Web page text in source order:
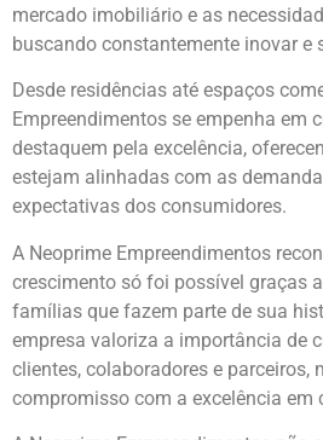
mercado imobiliário e as
buscando constantemente inovar e
Desde residências até espaços
Empreendimentos se empenha em
destaquem pela excelência,
estejam alinhadas com as
expectativas dos consumidores.
A Neoprime Empreendimentos
crescimento só foi possível graças
famílias que fazem parte de sua
empresa valoriza a importância de
clientes, colaboradores e parceiros,
compromisso com a excelência em